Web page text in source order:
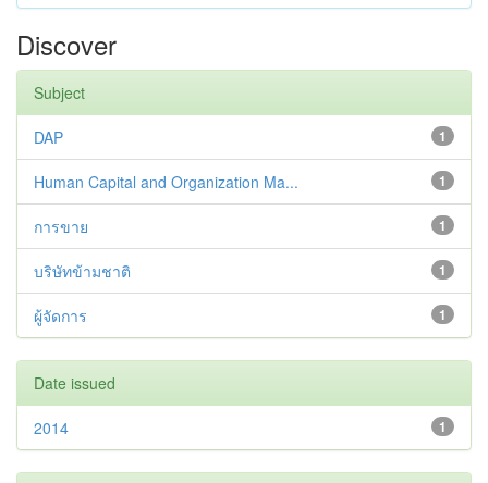
Discover
Subject
1
DAP
1
Human Capital and Organization Ma...
1
การขาย
1
บริษัทข้ามชาติ
1
ผู้จัดการ
Date issued
1
2014